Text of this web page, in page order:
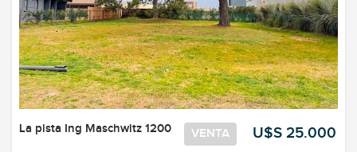
U$S 25.000
VENTA
La pista Ing Maschwitz 1200